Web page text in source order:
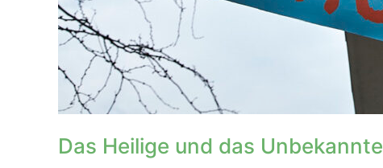
Das Heilige und das Unbekannte